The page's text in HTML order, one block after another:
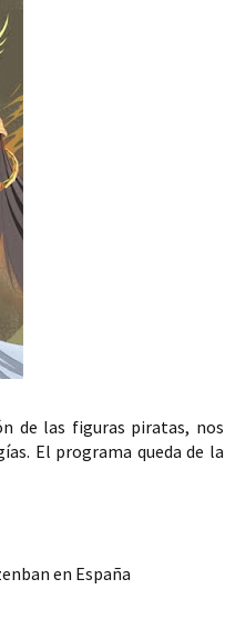
de las figuras piratas, nos
El programa queda de la
en España